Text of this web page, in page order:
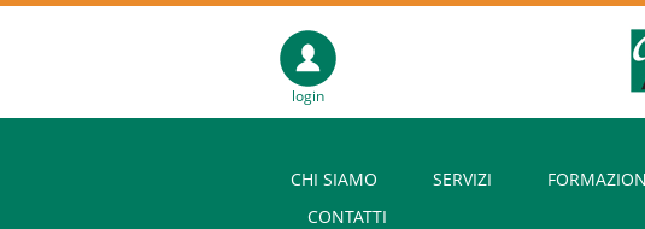
login
CHI SIAMO SERVIZI
CONTATTI